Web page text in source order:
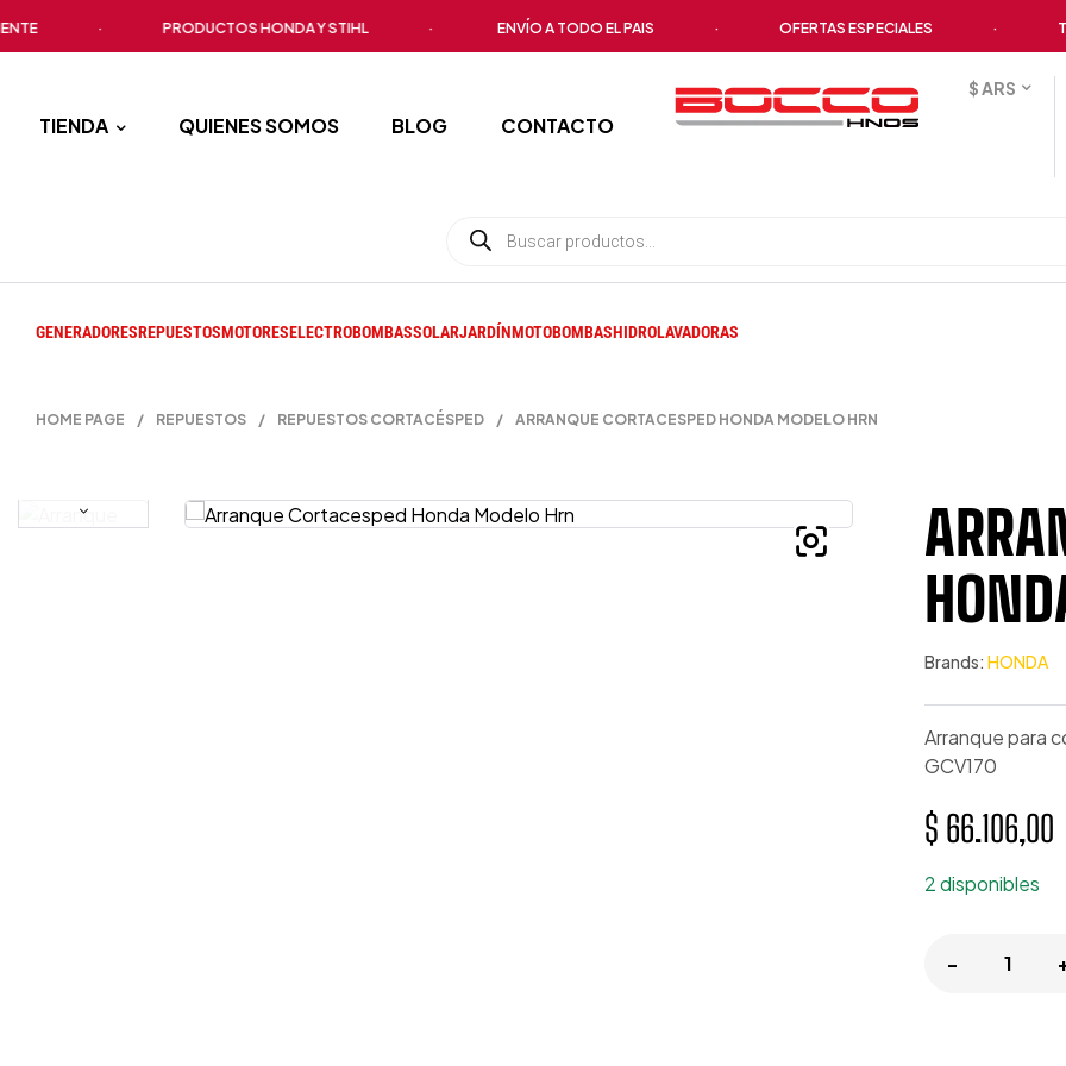
PRODUCTOS HONDA Y STIHL ENVÍO A TODO EL PAIS OFERTAS ESPECIALES
TIENDA QUIENES SOMOS BLOG CONTACTO
$ ARS
GENERADORESREPUESTOSMOTORESELECTROBOMBASSOLARJARDÍNMOTOBOMBASHIDROLAVADORAS
HOME PAGE / REPUESTOS / REPUESTOS CORTACÉSPED / ARRANQUE CORTACESPED HONDA MODELO HRN
Brands:HONDA
Arranque para
GCV170
$ 66.106,00
2 disponibles
-